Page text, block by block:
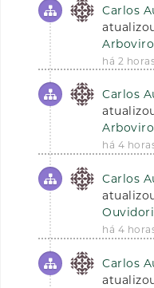
Carlos
há 2
Carlos
há 4
Carlos
há 4
Carlos